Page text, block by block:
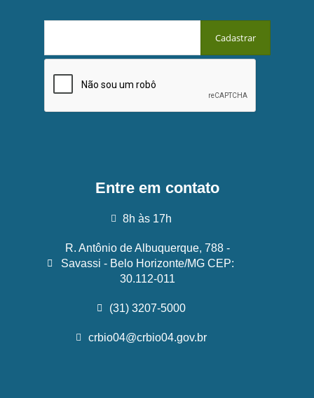
Entre em contato
8h às 17h
R. Antônio de Albuquerque, 788 -
Savassi - Belo Horizonte/MG CEP:
30.112-011
(31) 3207-5000
crbio04@crbio04.gov.br